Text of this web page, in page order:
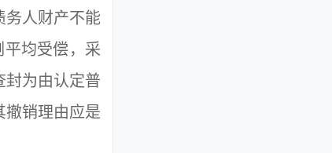
务人财产不能
均受偿，采
封为由认定普
撤销理由应是